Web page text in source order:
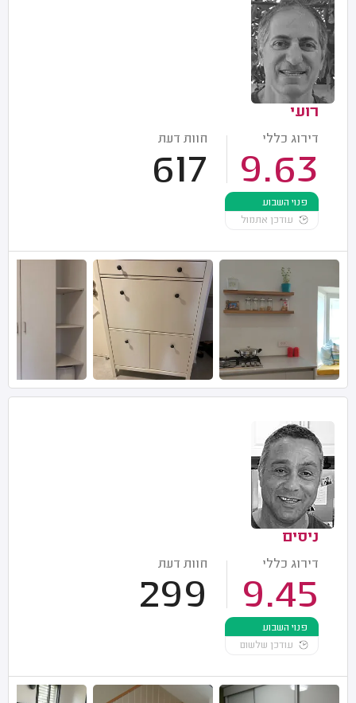
רועי
דירוג כללי
9.63
חוות דעת
617
פנוי השבוע
עודכן אתמול
ניסים
דירוג כללי
9.45
חוות דעת
299
פנוי השבוע
עודכן שלשום